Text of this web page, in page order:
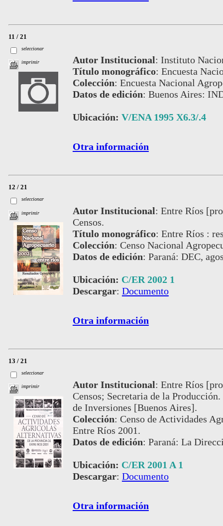
11 / 21
seleccionar
imprimir Autor Institucional: Instituto
Título monográfico: Encuesta
Colección: Encuesta Nacional
Datos de edición: Buenos Aires:
Ubicación: V/ENA 1995 X6.3/.4
Otra información
12 / 21
seleccionar
imprimir Autor Institucional: Entre Ríos
Censos.
Título monográfico: Entre Ríos :
Colección: Censo Nacional
Datos de edición: Paraná: DEC,
Ubicación: C/ER 2002 1
Descargar: Documento
Otra información
13 / 21
seleccionar
imprimir Autor Institucional: Entre Ríos
Censos; Secretaria de la
de Inversiones [Buenos Aires].
Colección: Censo de Actividades
Entre Ríos 2001.
Datos de edición: Paraná: La
Ubicación: C/ER 2001 A 1
Descargar: Documento
Otra información